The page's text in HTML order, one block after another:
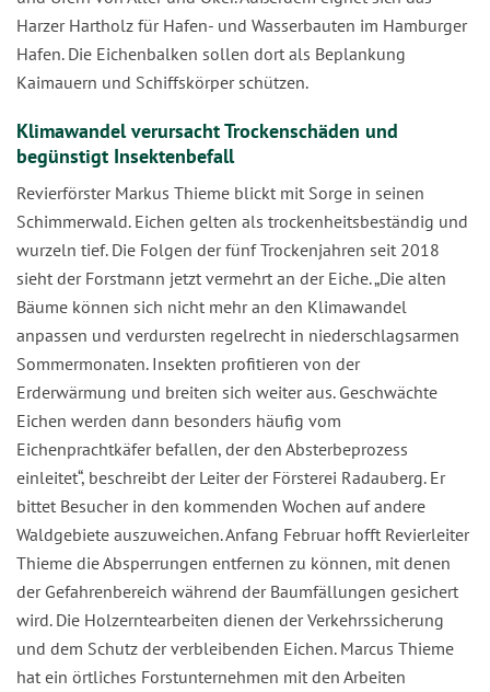
Harzer Hartholz für Hafen- und Wasserbauten im Hamburger
Hafen. Die Eichenbalken sollen dort als Beplankung
Kaimauern und Schiffskörper schützen.
Klimawandel verursacht Trockenschäden und
begünstigt Insektenbefall
Revierförster Markus Thieme blickt mit Sorge in seinen
Schimmerwald. Eichen gelten als trockenheitsbeständig und
wurzeln tief. Die Folgen der fünf Trockenjahren seit 2018
sieht der Forstmann jetzt vermehrt an der Eiche. „Die alten
Bäume können sich nicht mehr an den Klimawandel
anpassen und verdursten regelrecht in niederschlagsarmen
Sommermonaten. Insekten profitieren von der
Erderwärmung und breiten sich weiter aus. Geschwächte
Eichen werden dann besonders häufig vom
Eichenprachtkäfer befallen, der den Absterbeprozess
einleitet“, beschreibt der Leiter der Försterei Radauberg. Er
bittet Besucher in den kommenden Wochen auf andere
Waldgebiete auszuweichen. Anfang Februar hofft Revierleiter
Thieme die Absperrungen entfernen zu können, mit denen
der Gefahrenbereich während der Baumfällungen gesichert
wird. Die Holzerntearbeiten dienen der Verkehrssicherung
und dem Schutz der verbleibenden Eichen. Marcus Thieme
hat ein örtliches Forstunternehmen mit den Arbeiten